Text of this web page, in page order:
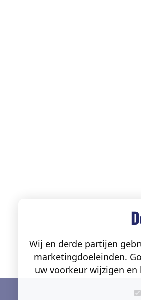
Wij en derde partijen
marketingdoeleinden.
uw voorkeur wijzigen